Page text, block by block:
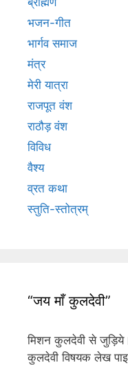
भजन-गीत
भार्गव समाज
मंत्र
मेरी यात्रा
राजपूत वंश
राठौड़ वंश
विविध
वैश्य
व्रत कथा
स्तुति-स्तोत्रम्
“जय माँ कुलदेवी”
मिशन कुलदेवी से
कुलदेवी विषयक लेख